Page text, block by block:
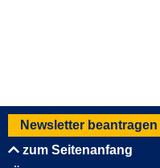
Newsletter beantragen
zum Seitenanfang